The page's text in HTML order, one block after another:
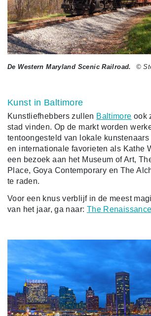
De Western Maryland Scenic Railroad. ©
Kunst in Baltimore
Kunstliefhebbers zullen Baltimore ook
stad vinden. Op de markt worden
tentoongesteld van lokale kunstenaars
en internationale favorieten als Kathe
een bezoek aan het Museum of Art,
Place, Goya Contemporary en The
te raden.
Voor een knus verblijf in de meest
van het jaar, ga naar: The